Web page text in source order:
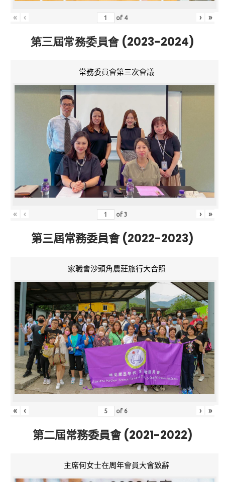
« ‹ of 4 › »
第三屆常務委員會 (2023-2024)
常務委員會第三次會議
« ‹ of3 › »
第三屆常務委員會 (2022-2023)
家職會沙頭角農莊旅行大合照
« ‹ of 6 › »
第二屆常務委員會 (2021-2022)
主席何女士在周年會員大會致辭